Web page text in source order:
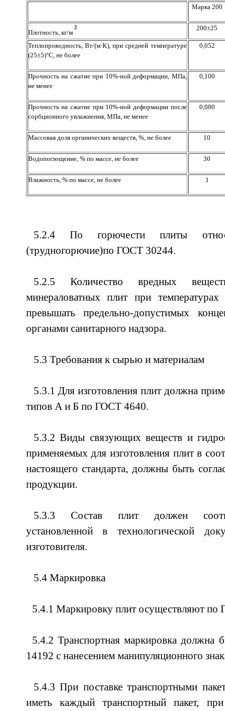
Марка 200
Плотность, кг/м
200±25
Теплопроводность, Вт/(м·К), при средней температуре
(25±5)°С, не более
0,052
Прочность на сжатие при 10%-ной деформации, МПа,
не менее
0,100
Прочность на сжатие при 10%-ной деформации после
сорбционного увлажнения, МПа, не менее
0,080
Массовая доля органических веществ, %, не более 10
Водопоглощение, % по массе, не более 30
Влажность, % по массе, не более 1
5.2.4 По горючести плиты
(трудногорючие)по ГОСТ 30244.
5.2.5 Количество вредных
минераловатных плит при
превышать предельно-допустимых
органами санитарного надзора.
5.3 Требования к сырью и материалам
5.3.1 Для изготовления плит должна
типов А и Б по ГОСТ 4640.
5.3.2 Виды связующих веществ и
применяемых для изготовления плит в
настоящего стандарта, должны быть
продукции.
5.3.3 Состав плит должен
установленной в технологической
изготовителя.
5.4 Маркировка
5.4.1 Маркировку плит осуществляют по
5.4.2 Транспортная маркировка
14192 с нанесением манипуляционного
5.4.3 При поставке транспортными
иметь каждый транспортный пакет,